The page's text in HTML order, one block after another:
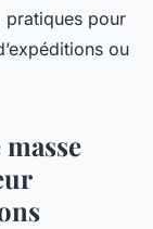
pratiques pour
ou